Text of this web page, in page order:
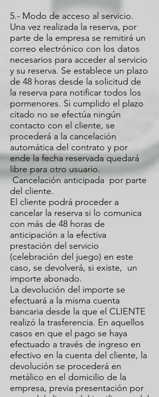
5.- Modo de acceso al servicio.
Una vez realizada la reserva, por
parte de la empresa se remitirá un
correo electrónico con los datos
necesarios para acceder al servicio
y su reserva. Se establece un plazo
de 48 horas desde la solicitud de
la reserva para notificar todos los
pormenores. Si cumplido el plazo
citado no se efectúa ningún
contacto con el cliente, se
procederá a la cancelación
automática del contrato y por
ende la fecha reservada quedará
libre para otro usuario.
Cancelación anticipada por parte
del cliente.
El cliente podrá proceder a
cancelar la reserva si lo comunica
con más de 48 horas de
anticipación a la efectiva
prestación del servicio
(celebración del juego) en este
caso, se devolverá, si existe, un
importe abonado.
La devolución del importe se
efectuará a la misma cuenta
bancaria desde la que el CLIENTE
realizó la trasferencia. En aquellos
casos en que el pago se haya
efectuado a través de ingreso en
efectivo en la cuenta del cliente, la
devolución se procederá en
metálico en el domicilio de la
empresa, previa presentación por